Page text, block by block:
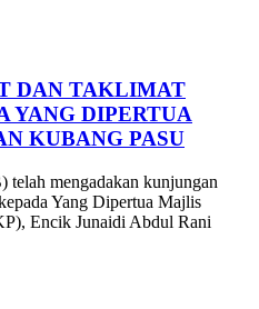
DAN TAKLIMAT
YANG DIPERTUA
KUBANG PASU
mengadakan kunjungan
Yang Dipertua Majlis
Encik Junaidi Abdul Rani